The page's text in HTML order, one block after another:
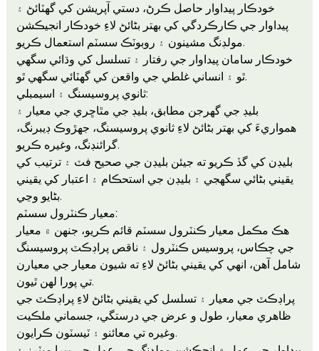
خودڪار پيداوار حاصل ڪرڻ، دستي آپريشن کي گهٽائڻ ۽
پيداوار جي ڪارڪردگي کي بهتر بڻائڻ لاءِ خودڪار انجيڪشن
مولڊنگ مشينون ۽ روبوٽڪ سسٽم استعمال ڪريو.
خودڪار سامان پيداوار جي رفتار ۽ تسلسل کي وڌائي سگھي
ٿو ۽ انساني غلطي جي واقعن کي گھٽائي سگھي ٿو.
ثانوي پروسيسنگ ۽ اسيمبلي:
بليڊ جي گهرجن مطابق، بليڊ جي مٿاڇري جي معيار ۽
همواريءَ کي بهتر بڻائڻ لاءِ ثانوي پروسيسنگ، جهڙوڪ ڊيبرنگ،
گرائنڊنگ، وغيره ڪريو.
بليڊن کي گڏ ڪريو ته جيئن بليڊن جي صحيح فٽ ۽ ترتيب کي
يقيني بڻائي سگهجي ۽ بليڊن جي استحڪام ۽ اعتبار کي يقيني
بڻايو وڃي.
معيار ڪنٽرول سسٽم:
هڪ مڪمل معيار ڪنٽرول سسٽم قائم ڪريو، جنهن ۾ معيار
جي چڪاس، پروسيس ڪنٽرول ۽ ناقص پراڊڪٽ پروسيسنگ
شامل آهن، انهي کي يقيني بڻائڻ لاءِ ته شيون معيار جي معيارن
تي پورا لهن ٿيون.
پراڊڪٽ جي معيار ۽ تسلسل کي يقيني بڻائڻ لاءِ پراڊڪٽ جي
ظاهري معيار، طول و عرض جي درستگي، جسماني ملڪيت
وغيره تي معائنو ۽ ٽيسٽون ڪرايون.